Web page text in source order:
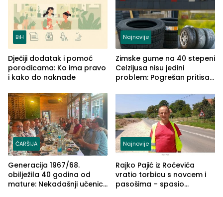
BiH
Dječiji dodatak i pomoć
porodicama: Ko ima pravo
i kako do naknade
Najnovije
Zimske gume na 40 stepeni
Celzijusa nisu jedini
problem: Pogrešan pritisak
ČARŠIJA
Generacija 1967/68.
obilježila 40 godina od
mature: Nekadašnji učenici
Najnovije
Rajko Pajić iz Roćevića
vratio torbicu s novcem i
pasošima – spasio